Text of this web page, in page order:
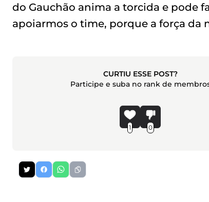
do Gauchão anima a torcida e pode
apoiarmos o time, porque a força da
CURTIU ESSE POST?
Participe e suba no rank de
1 0